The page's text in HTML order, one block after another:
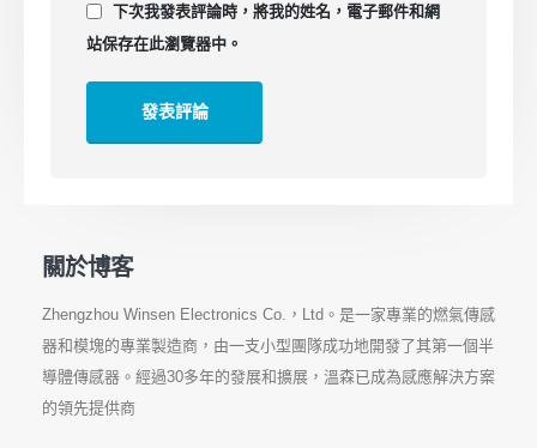
下次我發表評論時，將我的姓名，電子郵件和網
站保存在此瀏覽器中。
關於博客
Zhengzhou Winsen Electronics Co.，Ltd。是一家專業的燃氣傳感
器和模塊的專業製造商，由一支小型團隊成功地開發了其第一個半
導體傳感器。經過30多年的發展和擴展，溫森已成為感應解決方案
的領先提供商